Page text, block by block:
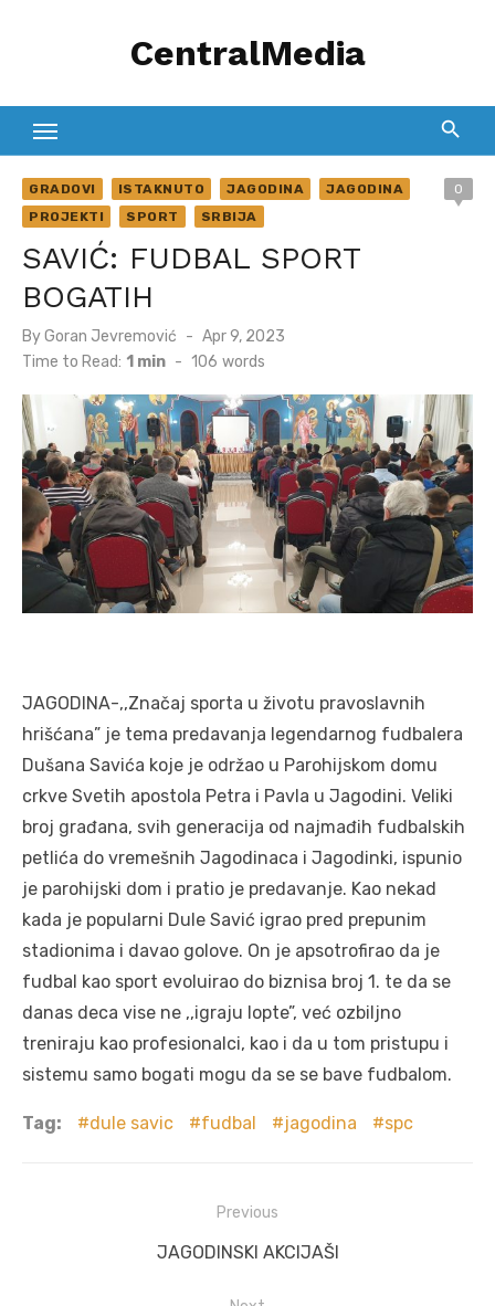
CentralMedia
GRADOVI ISTAKNUTO JAGODINA
JAGODINA
PROJEKTI
SPORT SRBIJA
0
SAVIĆ: FUDBAL SPORT
BOGATIH
ByGoran Jevremović
Posted
on
Apr 9, 2023
Time to Read: 1 min - 106 words
JAGODINA-,,Značaj sporta u životu pravoslavnih
hrišćana” je tema predavanja legendarnog fudbalera
Dušana Savića koje je održao u Parohijskom domu
crkve Svetih apostola Petra i Pavla u Jagodini. Veliki
broj građana, svih generacija od najmađih fudbalskih
petlića do vremešnih Jagodinaca i Jagodinki, ispunio
je parohijski dom i pratio je predavanje. Kao nekad
kada je popularni Dule Savić igrao pred prepunim
stadionima i davao golove. On je apsotrofirao da je
fudbal kao sport evoluirao do biznisa broj 1. te da se
danas deca vise ne ,,igraju lopte”, već ozbiljno
treniraju kao profesionalci, kao i da u tom pristupu i
sistemu samo bogati mogu da se se bave fudbalom.
Tag: dule savic fudbal jagodina spc
Previous
Previous
JAGODINSKI AKCIJAŠI